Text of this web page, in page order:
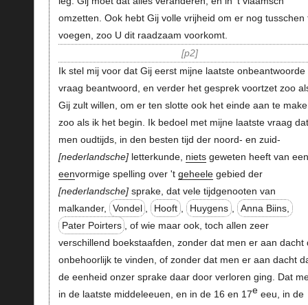
omzetten. Ook hebt Gij volle vrijheid om er nog tusschen
voegen, zoo U dit raadzaam voorkomt.
p2
Ik stel mij voor dat Gij eerst mijne laatste onbeantwoorde
vraag beantwoord, en verder het gesprek voortzet zoo
Gij zult willen, om er ten slotte ook het einde aan te
zoo als ik het begin. Ik bedoel met mijne laatste vraag dat
men oudtijds, in den besten tijd der noord- en zuid-
nederlandsche letterkunde, nietsgeweten heeft van een
eenvormige spelling over 't geheelegebied der
nederlandsche sprake, dat vele tijdgenooten van
malkander,
Vondel , Hooft , Huygens ,
Anna Biins,
Pater Poirters
, of wie maar ook, toch allen zeer
verschillend boekstaafden, zonder dat men er aan dacht
onbehoorlijk te vinden, of zonder dat men er aan dacht
de eenheid onzer sprake daar door verloren ging. Dat
in de laatste middeleeuen, en in de 16 en 17eeeu, in de